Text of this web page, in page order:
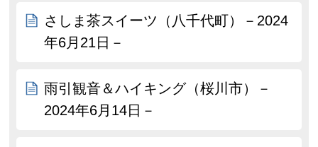
さしま茶スイーツ（八千代町）－2024
年6月21日－
雨引観音＆ハイキング（桜川市）－
2024年6月14日－